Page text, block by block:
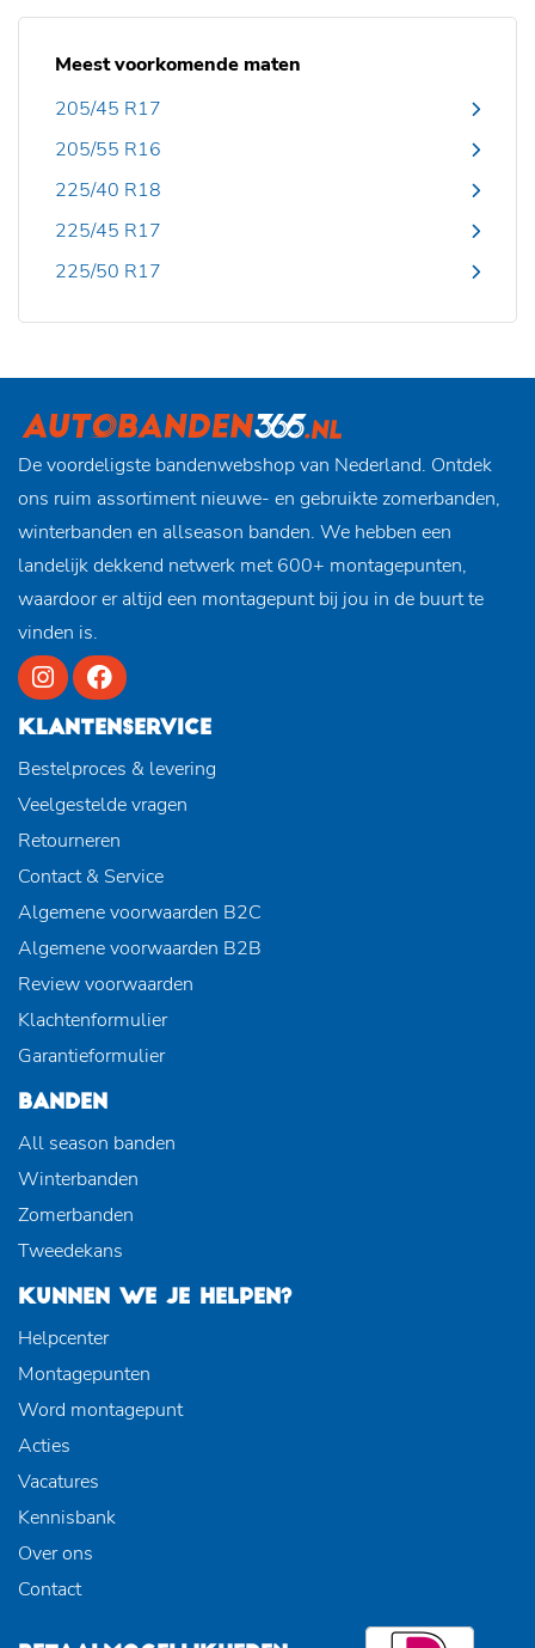
Meest voorkomende maten
205/45 R17
205/55 R16
225/40 R18
225/45 R17
225/50 R17
De voordeligste bandenwebshop van Nederland. Ontdek
ons ruim assortiment nieuwe- en gebruikte zomerbanden,
winterbanden en allseason banden. We hebben een
landelijk dekkend netwerk met 600+ montagepunten,
waardoor er altijd een montagepunt bij jou in de buurt te
vinden is.
KLANTENSERVICE
Bestelproces & levering
Veelgestelde vragen
Retourneren
Contact & Service
Algemene voorwaarden B2C
Algemene voorwaarden B2B
Review voorwaarden
Klachtenformulier
Garantieformulier
BANDEN
All season banden
Winterbanden
Zomerbanden
Tweedekans
KUNNEN WE JE HELPEN?
Helpcenter
Montagepunten
Word montagepunt
Acties
Vacatures
Kennisbank
Over ons
Contact